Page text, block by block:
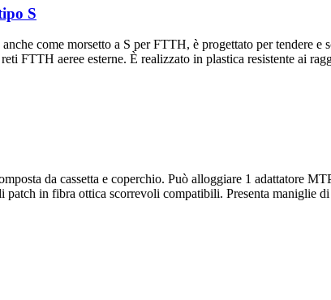
S
come morsetto a S per FTTH, è progettato per tendere
FTTH aeree esterne. È realizzato in plastica resistente ai
da cassetta e coperchio. Può alloggiare 1 adattatore
in fibra ottica scorrevoli compatibili. Presenta maniglie